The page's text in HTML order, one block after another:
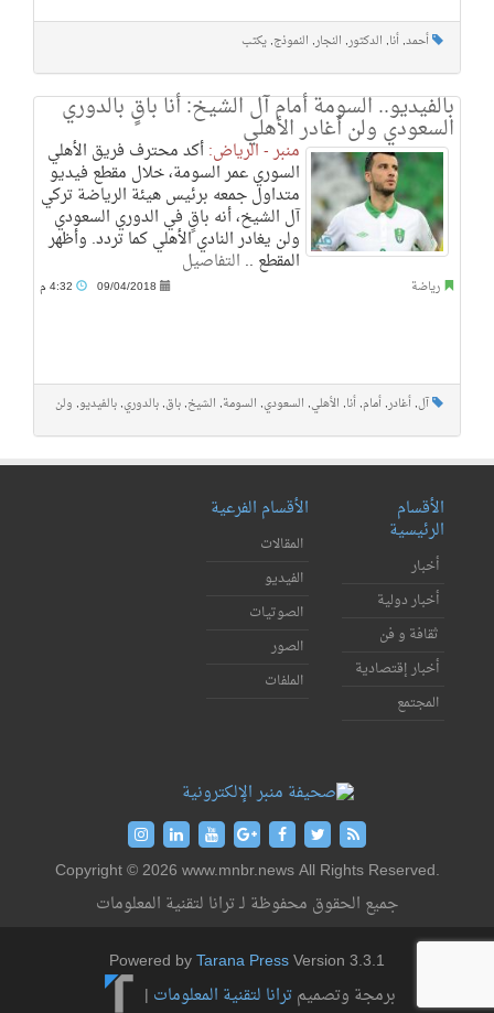
أحمد, أنا, الدكتور, النجار, النموذج, يكتب
بالفيديو.. السومة أمام آل الشيخ: أنا باقٍ بالدوري
السعودي ولن أغادر الأهلي
منبر - الرياض:أكد محترف فريق الأهلي
السوري عمر السومة، خلال مقطع فيديو
متداول جمعه برئيس هيئة الرياضة تركي
آل الشيخ، أنه باقٍ في الدوري السعودي
ولن يغادر النادي الأهلي كما تردد. وأظهر
المقطع .. التفاصيل
رياضة 09/04/2018
آل, أغادر, أمام, أنا, الأهلي, السعودي, السومة, الشيخ, باق, بالدوري, بالفيديو, ولن
الأقسام
الرئيسية
أخبار
أخبار دولية
ثقافة و فن
أخبار إقتصادية
المجتمع
الأقسام الفرعية
المقالات
الفيديو
الصوتيات
الصور
الملفات
Copyright © 2026 www.mnbr.news All Rights Reserved.
جميع الحقوق محفوظة لـ ترانا لتقنية المعلومات
Powered byTarana PressVersion 3.3.1
برمجة وتصميمترانا لتقنية المعلومات |